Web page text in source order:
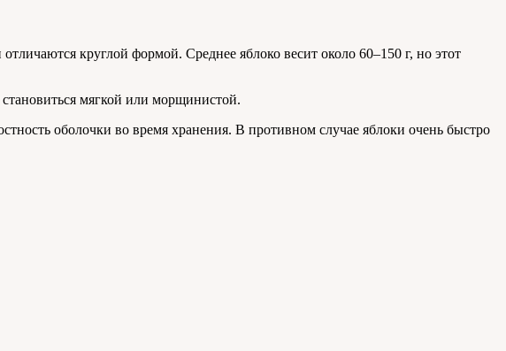
круглой формой. Среднее яблоко весит около 60–150 г, но этот
мягкой или морщинистой.
оболочки во время хранения. В противном случае яблоки очень быстро